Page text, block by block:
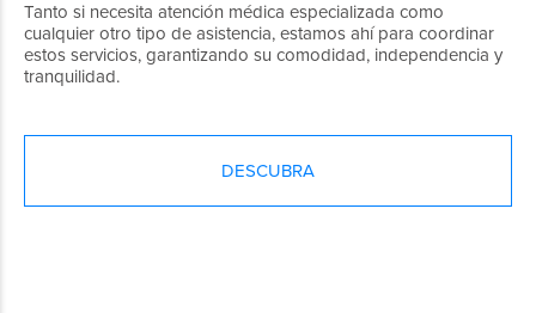
Tanto si necesita atención médica especializada como
cualquier otro tipo de asistencia, estamos ahí para coordinar
estos servicios, garantizando su comodidad, independencia y
tranquilidad.
DESCUBRA